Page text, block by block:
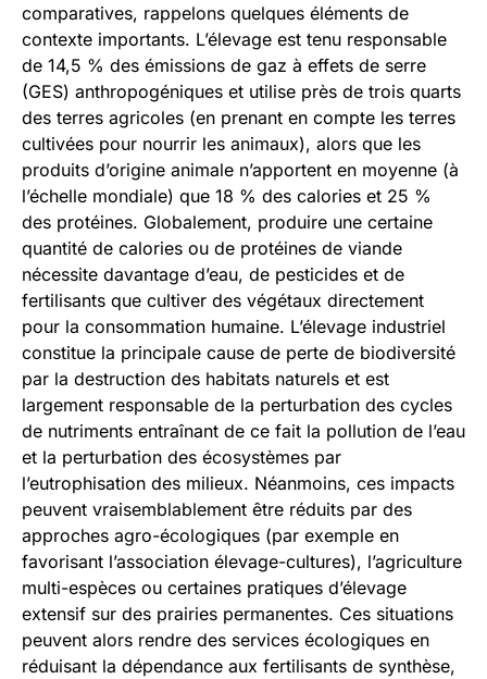
comparatives, rappelons quelques éléments de
contexte importants. L’élevage est tenu responsable
de 14,5 % des émissions de gaz à effets de serre
(GES) anthropogéniques et utilise près de trois quarts
des terres agricoles (en prenant en compte les terres
cultivées pour nourrir les animaux), alors que les
produits d’origine animale n’apportent en moyenne (à
l’échelle mondiale) que 18 % des calories et 25 %
des protéines. Globalement, produire une certaine
quantité de calories ou de protéines de viande
nécessite davantage d’eau, de pesticides et de
fertilisants que cultiver des végétaux directement
pour la consommation humaine. L’élevage industriel
constitue la principale cause de perte de biodiversité
par la destruction des habitats naturels et est
largement responsable de la perturbation des cycles
de nutriments entraînant de ce fait la pollution de l’eau
et la perturbation des écosystèmes par
l’eutrophisation des milieux. Néanmoins, ces impacts
peuvent vraisemblablement être réduits par des
approches agro-écologiques (par exemple en
favorisant l’association élevage-cultures), l’agriculture
multi-espèces ou certaines pratiques d’élevage
extensif sur des prairies permanentes. Ces situations
peuvent alors rendre des services écologiques en
réduisant la dépendance aux fertilisants de synthèse,